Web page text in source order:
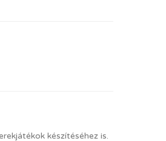
készítéséhez is.